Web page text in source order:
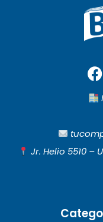
F
a
c
o
o
Jr. Helio 5510 –